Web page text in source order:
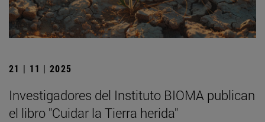
21 | 11 | 2025
Investigadores del Instituto BIOMA publican
el libro "Cuidar la Tierra herida"